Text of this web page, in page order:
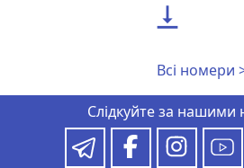

Всі номери
Слідкуйте за